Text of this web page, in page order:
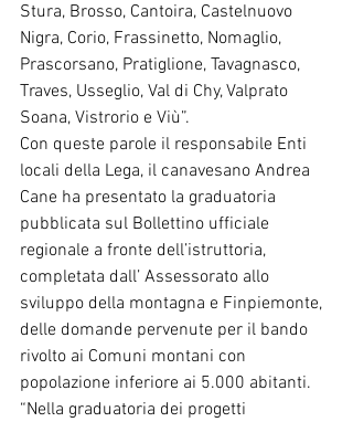
Stura, Brosso, Cantoira, Castelnuovo
Nigra, Corio, Frassinetto, Nomaglio,
Prascorsano, Pratiglione, Tavagnasco,
Traves, Usseglio, Val di Chy, Valprato
Soana, Vistrorio e Viù”.
Con queste parole il responsabile Enti
locali della Lega, il canavesano Andrea
Cane ha presentato la graduatoria
pubblicata sul Bollettino ufficiale
regionale a fronte dell’istruttoria,
completata dall’ Assessorato allo
sviluppo della montagna e Finpiemonte,
delle domande pervenute per il bando
rivolto ai Comuni montani con
popolazione inferiore ai 5.000 abitanti.
“Nella graduatoria dei progetti